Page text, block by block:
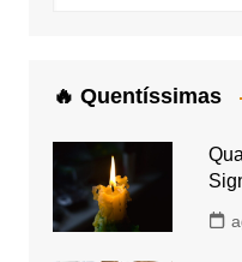
🔥 Quentíssimas